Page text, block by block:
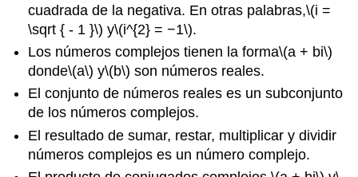
cuadrada de la negativa. En otras palabras,\(i =
\sqrt { - 1 }\) y\(i^{2} = −1\).
Los números complejos tienen la forma\(a + bi\)
donde\(a\) y\(b\) son números reales.
El conjunto de números reales es un subconjunto
de los números complejos.
El resultado de sumar, restar, multiplicar y dividir
números complejos es un número complejo.